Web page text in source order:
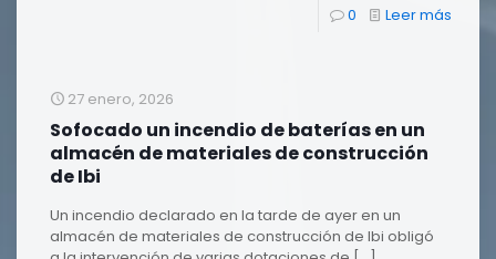
0 Leer más
27 enero, 2026
Sofocado un incendio de baterías en un
almacén de materiales de construcción
de Ibi
Un incendio declarado en la tarde de ayer en un
almacén de materiales de construcción de Ibi obligó